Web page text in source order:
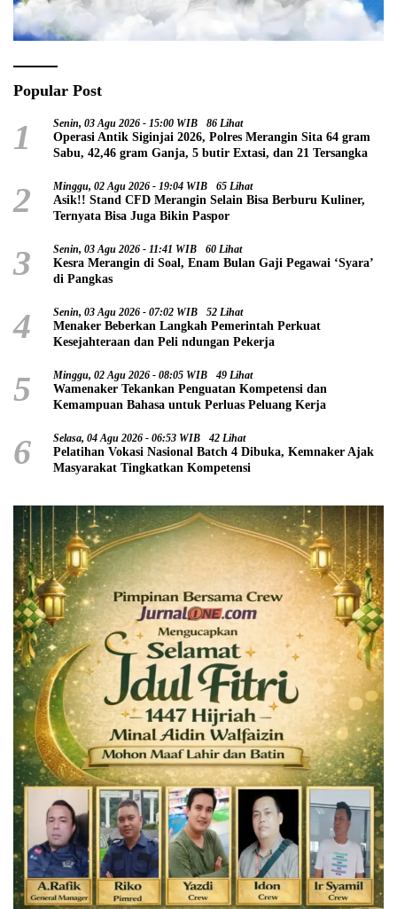
Popular Post
1 Senin, 03 Agu 2026 - 15:00 WIB 86 Lihat
Operasi Antik Siginjai 2026, Polres Merangin Sita 64 gram
Sabu, 42,46 gram Ganja, 5 butir Extasi, dan 21 Tersangka
2 Minggu, 02 Agu 2026 - 19:04 WIB 65 Lihat
Asik!! Stand CFD Merangin Selain Bisa Berburu Kuliner,
Ternyata Bisa Juga Bikin Paspor
3 Senin, 03 Agu 2026 - 11:41 WIB 60 Lihat
Kesra Merangin di Soal, Enam Bulan Gaji Pegawai ‘Syara’
di Pangkas
4 Senin, 03 Agu 2026 - 07:02 WIB 52 Lihat
Menaker Beberkan Langkah Pemerintah Perkuat
Kesejahteraan dan Peli ndungan Pekerja
5 Minggu, 02 Agu 2026 - 08:05 WIB 49 Lihat
Wamenaker Tekankan Penguatan Kompetensi dan
Kemampuan Bahasa untuk Perluas Peluang Kerja
6 Selasa, 04 Agu 2026 - 06:53 WIB 42 Lihat
Pelatihan Vokasi Nasional Batch 4 Dibuka, Kemnaker Ajak
Masyarakat Tingkatkan Kompetensi